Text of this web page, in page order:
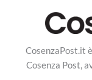
CosenzaPost.it
Cosenza Post,